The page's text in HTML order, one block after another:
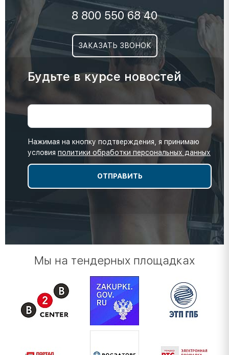
8 800 550 68 40
ЗАКАЗАТЬ ЗВОНОК
Будьте в курсе новостей
Нажимая на кнопку подтверждения, я принимаю
условия политики обработки персональных данных
Мы на тендерных площадках